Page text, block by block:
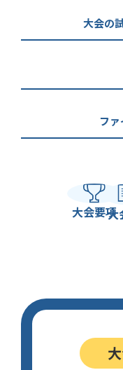
大会の
フ
大会要項
大